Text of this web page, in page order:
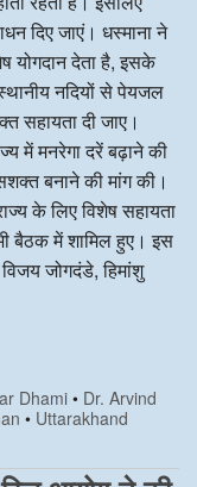
दिए जाएं। धस्माना ने
योगदान देता है, इसके
स्थानीय नदियों से पेयजल
सहायता दी जाए।
में मनरेगा दरें बढ़ाने की
बनाने की मांग की।
के लिए विशेष सहायता
बैठक में शामिल हुए। इस
जोगदंडे, हिमांशु
Dhami• Dr. Arvind
• Uttarakhand